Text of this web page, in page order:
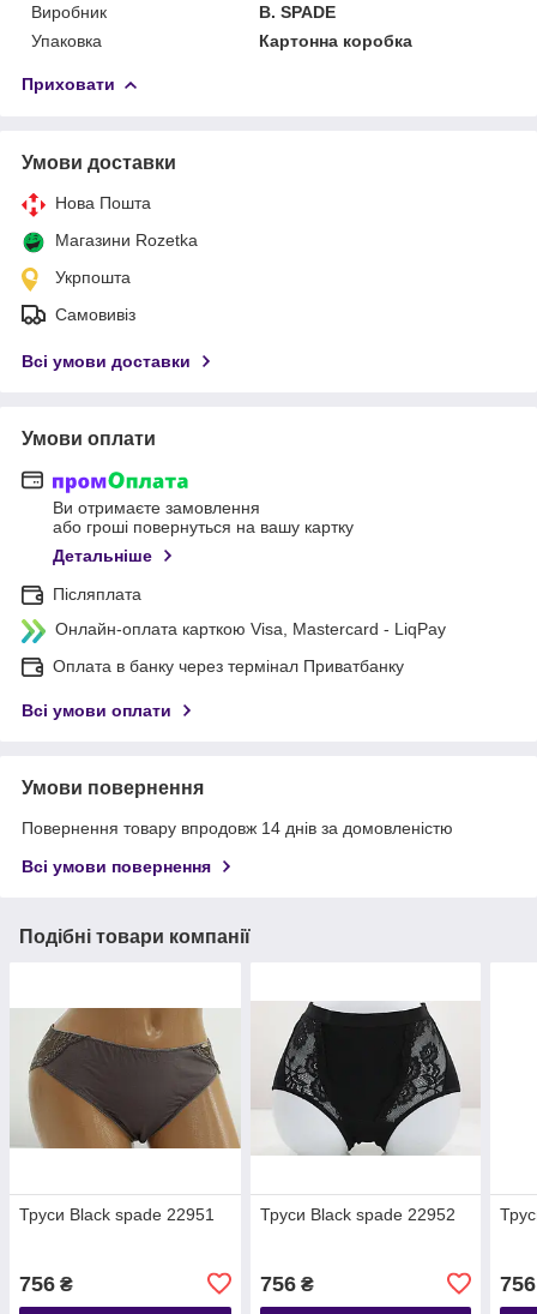
Виробник
B. SPADE
Упаковка
Картонна коробка
Приховати
Умови доставки
Нова Пошта
Магазини Rozetka
Укрпошта
Самовивіз
Всі умови доставки
Умови оплати
Ви отримаєте замовлення
або гроші повернуться на вашу картку
Детальніше
Післяплата
Онлайн-оплата карткою Visa, Mastercard - LiqPay
Оплата в банку через термінал Приватбанку
Всі умови оплати
Умови повернення
Повернення товару впродовж 14 днів за домовленістю
Всі умови повернення
Подібні товари компанії
Труси Black spade 22951
756 ₴
Труси Black spade 22952
756₴ 756